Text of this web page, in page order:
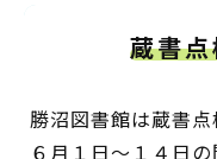
蔵書
勝沼図書館は蔵書点
６月１日～１４日の
塩山図書館
甘草屋敷子ど